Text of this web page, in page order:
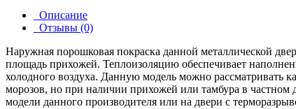
Описание
Отзывы (0)
Наружная порошковая покраска данной металлической
площадь прихожей. Теплоизоляцию обеспечивает
холодного воздуха. Данную модель можно рассматривать
морозов, но при наличии прихожей или тамбура в частном
модели данного производителя или на двери с